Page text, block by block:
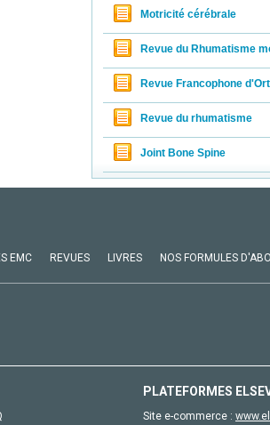
Motricité cérébrale
Revue du Rhumatisme
Revue Francophone
Revue du rhumatisme
Joint Bone Spine
EMC REVUES LIVRES NOS FORMULES
PLATEFORMES
Site e-commerce :